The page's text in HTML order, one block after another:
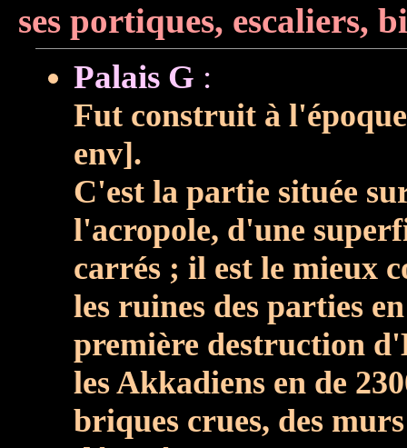
ses portiques, escaliers,
Palais G :
Fut construit à
env].
C'est la partie située
l'acropole, d'une
carrés ; il est le mieux
les ruines des parties
première destruction
les Akkadiens en de
briques crues, des